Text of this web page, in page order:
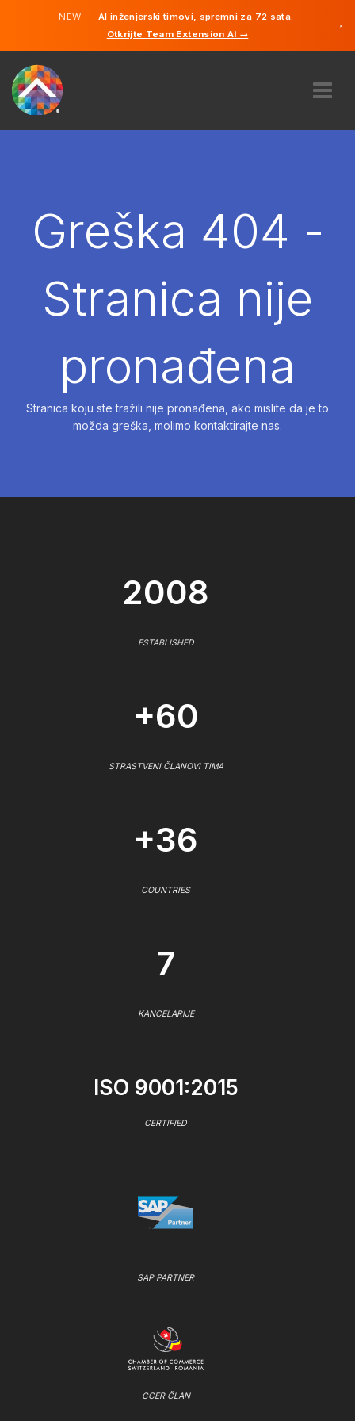
NEW —AI inženjerski timovi, spremni za 72 sata.
Otkrijte Team Extension AI →
×
NAJAMGreška 404 -
Stranica nije
pronađena
Stranica koju ste tražili nije pronađena, ako mislite da je to
možda greška, molimo kontaktirajte nas.
2008
ESTABLISHED
+60
STRASTVENI ČLANOVI TIMA
+36
COUNTRIES
7
KANCELARIJE
ISO 9001:2015
CERTIFIED
SAP PARTNER
CCER ČLAN